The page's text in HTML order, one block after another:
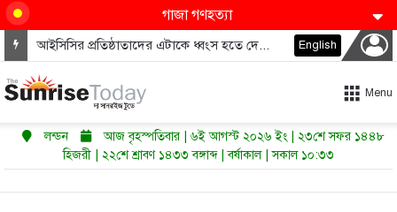
গাজা গণহত্যা
মধ্যপ্রাচ্যে কি শুরু হতে যাচ্ছে পারমাণবিক অস্ত্রের নতুন দৌড়? English
Menu
লন্ডন
আজ বৃহস্পতিবার | ৬ই আগস্ট ২০২৬ ইং | ২৩শে সফর ১৪৪৮
হিজরী | ২২শে শ্রাবণ ১৪৩৩ বঙ্গাব্দ | বর্ষাকাল | সকাল ১০:৩৩